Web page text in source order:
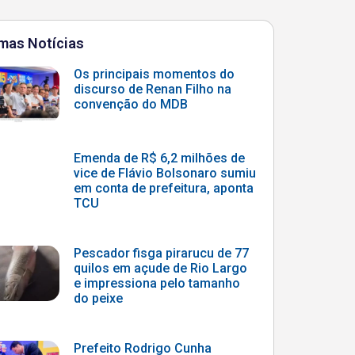
Notícias
Os principais momentos do
discurso de Renan Filho na
convenção do MDB
Emenda de R$ 6,2 milhões de
vice de Flávio Bolsonaro sumiu
em conta de prefeitura, aponta
TCU
Pescador fisga pirarucu de 77
quilos em açude de Rio Largo
e impressiona pelo tamanho
do peixe
Prefeito Rodrigo Cunha